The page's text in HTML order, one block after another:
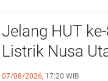
Jelang HUT
Listrik Nusa
Siaga 100
07/08/2026, 17:20 WIB